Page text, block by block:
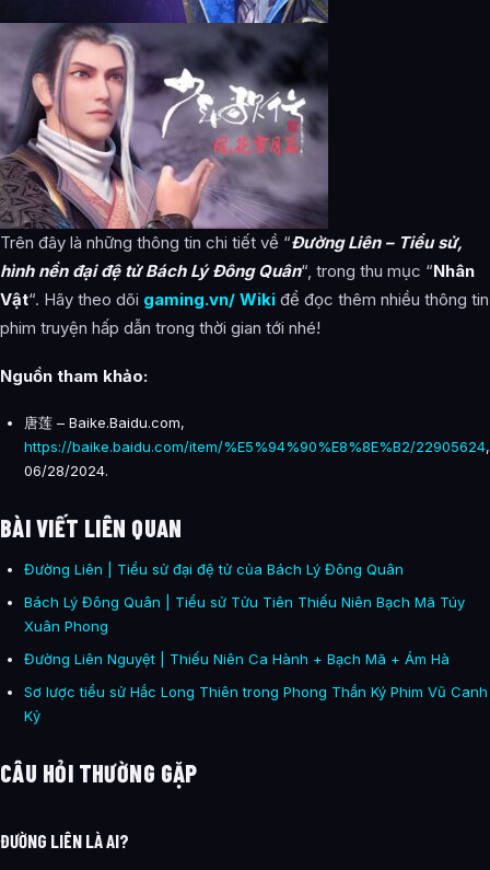
Trên đây là những thông tin chi tiết về “Đường Liên – Tiểu sử,
hình nền đại đệ tử Bách Lý Đông Quân“, trong thu mục “Nhân
Vật“. Hãy theo dõi gaming.vn/ Wiki để đọc thêm nhiều thông tin
phim truyện hấp dẫn trong thời gian tới nhé!
Nguồn tham khảo:
唐莲 – Baike.Baidu.com,
https://baike.baidu.com/item/%E5%94%90%E8%8E%B2/22905624,
06/28/2024.
BÀI VIẾT LIÊN QUAN
Đường Liên | Tiểu sử đại đệ tử của Bách Lý Đông Quân
Bách Lý Đông Quân | Tiểu sử Tửu Tiên Thiếu Niên Bạch Mã Túy
Xuân Phong
Đường Liên Nguyệt | Thiếu Niên Ca Hành + Bạch Mã + Ám Hà
Sơ lược tiểu sử Hắc Long Thiên trong Phong Thần Ký Phim Vũ Canh
Kỷ
CÂU HỎI THƯỜNG GẶP
ĐƯỜNG LIÊN LÀ AI?